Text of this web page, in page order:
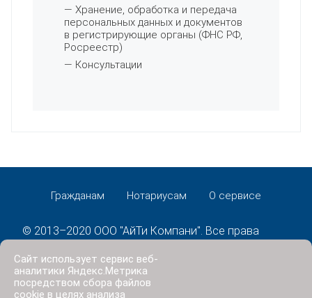
— Хранение, обработка и передача
персональных данных и документов
в регистрирующие органы (ФНС РФ,
Росреестр)
— Консультации
Гражданам Нотариусам О сервисе
© 2013–2020 ООО "АйТи Компани". Все права
Политика конфиденциальности
Сайт использует сервис веб-
аналитики Яндекс.Метрика
посредством сбора файлов
cookie в целях анализа